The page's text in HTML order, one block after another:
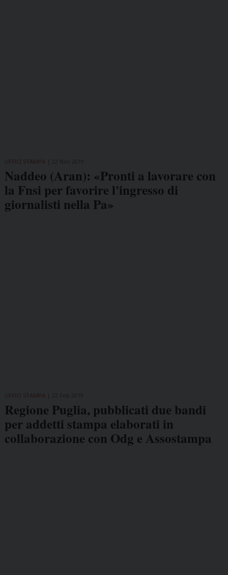
UFFICI STAMPA
Naddeo (Aran): «Pronti a lavorare con
la Fnsi per favorire l'ingresso di
giornalisti nella Pa»
UFFICI STAMPA
Regione Puglia, pubblicati due bandi
per addetti stampa elaborati in
collaborazione con Odg e Assostampa